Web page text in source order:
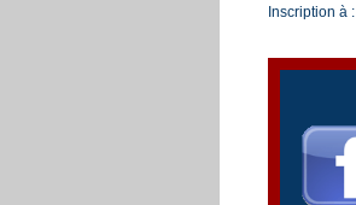
Inscription à :